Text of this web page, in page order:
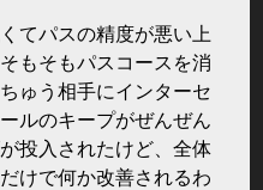
てパスの精度が悪い上
もそもパスコースを消
ゅう相手にインターセ
ルのキープがぜんぜん
投入されたけど、全体
けで何か改善されるわ